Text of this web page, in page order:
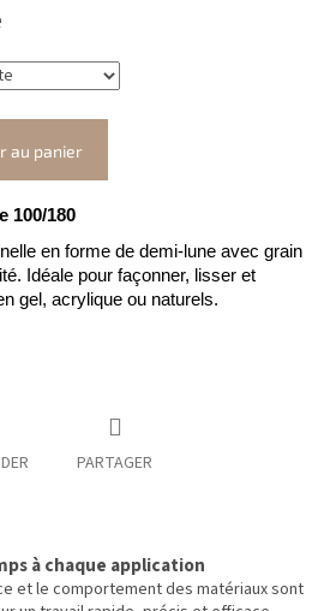
au panier
100/180
en forme de demi-lune avec grain
Idéale pour façonner, lisser et
gel, acrylique ou naturels.
PARTAGER
à chaque application
et le comportement des matériaux sont